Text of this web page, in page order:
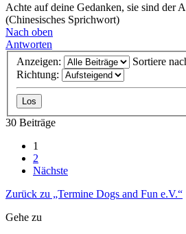
Achte auf deine Gedanken, sie sind der
(Chinesisches Sprichwort)
Nach oben
Antworten
Anzeigen:
Sortiere
Richtung:
30 Beiträge
1
2
Nächste
Zurück zu „Termine Dogs and Fun e.V.“
Gehe zu